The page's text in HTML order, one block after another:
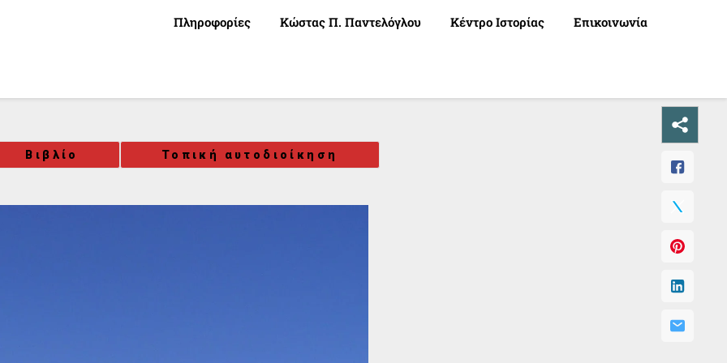
Πληροφορίες Κώστας Π. Παντελόγλου Κέντρο Ιστορίας Επικοινωνία
Βιβλίο Τοπική αυτοδιοίκηση